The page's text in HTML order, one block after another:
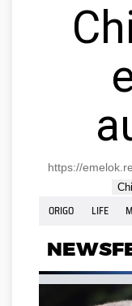
https://